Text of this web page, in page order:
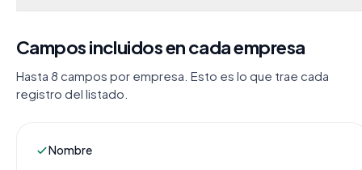
Campos incluidos en cada empresa
Hasta 8 campos por empresa. Esto es lo que trae cada
registro del listado.
Nombre